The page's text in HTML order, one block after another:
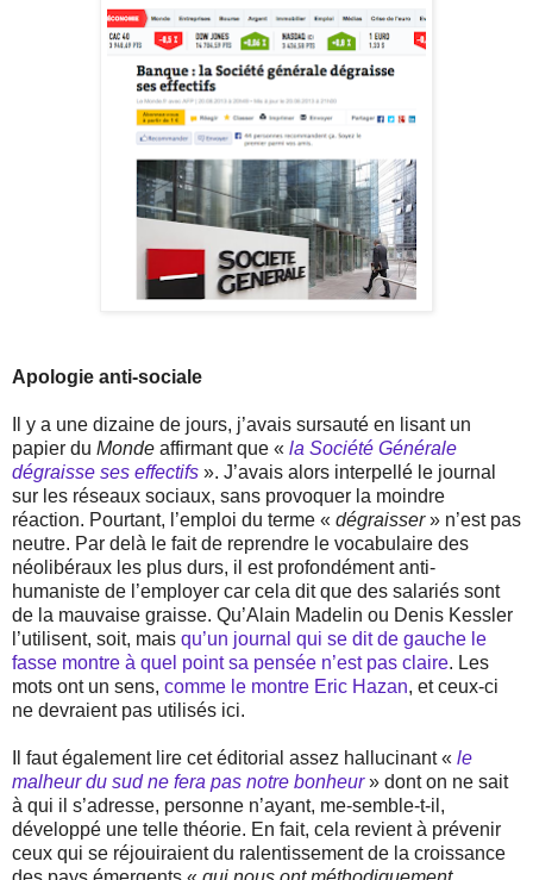
Apologie anti-sociale
Il y a une dizaine de jours, j’avais sursauté en lisant un
papier du Monde affirmant que « la Société Générale
dégraisse ses effectifs ». J’avais alors interpellé le journal
sur les réseaux sociaux, sans provoquer la moindre
réaction. Pourtant, l’emploi du terme « dégraisser» n’est pas
neutre. Par delà le fait de reprendre le vocabulaire des
néolibéraux les plus durs, il est profondément anti-
humaniste de l’employer car cela dit que des salariés sont
de la mauvaise graisse. Qu’Alain Madelin ou Denis Kessler
l’utilisent, soit, mais qu’un journal qui se dit de gauche le
fasse montre à quel point sa pensée n’est pas claire. Les
mots ont un sens, comme le montre Eric Hazan, et ceux-ci
ne devraient pas utilisés ici.
Il faut également lire cet éditorial assez hallucinant « le
malheur du sud ne fera pas notre bonheur» dont on ne sait
à qui il s’adresse, personne n’ayant, me-semble-t-il,
développé une telle théorie. En fait, cela revient à prévenir
ceux qui se réjouiraient du ralentissement de la croissance